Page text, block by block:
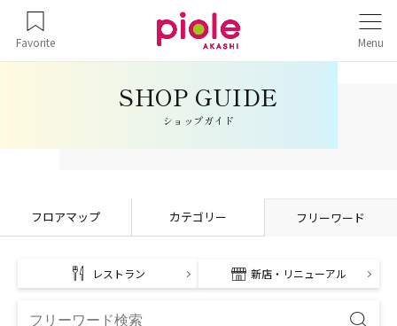
Favorite Menu
ショップガイド
フロアマップ カテゴリー フリーワード
レストラン 新店・リニューアル